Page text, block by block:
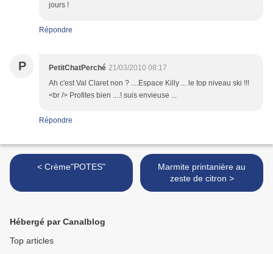
jours !
Répondre
P PetitChatPerché 21/03/2010 08:17
Ah c'est Val Claret non ? ....Espace Killy ... le top niveau ski !!!
<br /> Profites bien ....! suis envieuse ...
Répondre
< Crème"POTES"
Marmite printanière au
zeste de citron >
Hébergé par Canalblog
Top articles